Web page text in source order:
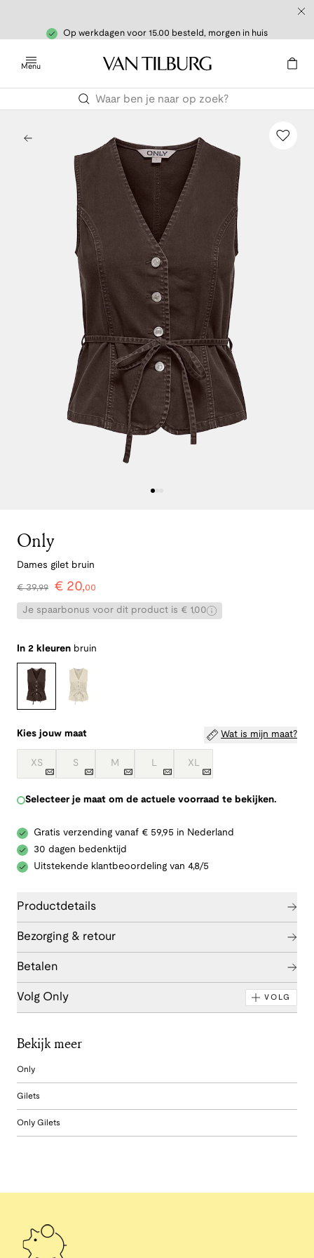
Op werkdagen voor 15.00 besteld, morgen in huis
Menu
Only
Dames gilet bruin
€39,99 € 20,00
Je spaarbonus voor dit product is € 1,00
In 2 kleuren bruin
Kies jouw maat Wat is mijn maat?
XS S M L XL
Selecteer je maat om de actuele voorraad te bekijken.
Gratis verzending vanaf € 59,95 in Nederland
30 dagen bedenktijd
Uitstekende klantbeoordeling van 4,8/5
Productdetails
Bezorging & retour
Betalen
Volg Only VOLG
Bekijk meer
Only
Gilets
Only Gilets